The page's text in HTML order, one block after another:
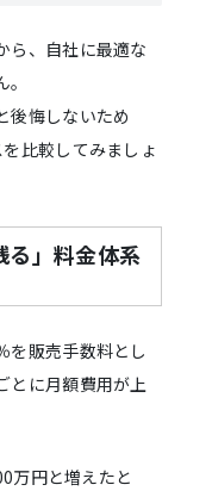
ら、自社に最適な
後悔しないため
比較してみましょ
る」料金体系
を販売手数料とし
とに月額費用が上
万円と増えたと